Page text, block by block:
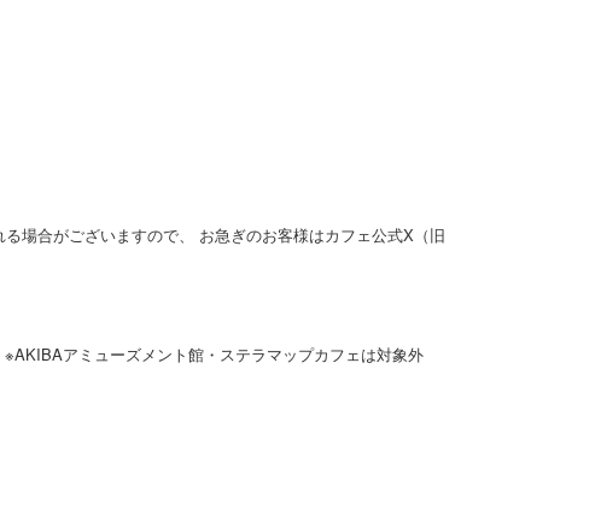
場合がございますので、 お急ぎのお客様はカフェ公式X（旧
アミューズメント館・ステラマップカフェは対象外